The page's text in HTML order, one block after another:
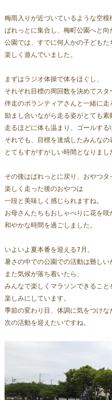
梅雨入りが近づいているような空模
ぱれっとに集合し、 梅町公園へと向
公園では、すでに何人かの子どもた
楽しく遊んでいました。
まずはラジオ体操で体をほぐし、
それぞれ目標の周回数を決めてスタ
伴走のボランティアさんと一緒に走
励まし合いながら走る姿がとても素
走るほどに体も温まり、ゴールする
それでも、目標を達成したみんなの
とてもすがすがしい時間となりまし
その後はぱれっとに戻り、おやつタ
楽しく走った後のおやつは
一段と美味しく感じられますね。
お母さんたちもおしゃべりに花を咲
和やかな時間を過ごしました。
いよいよ夏本番を迎える7月。
暑さの中での公園での活動は難しい
また気候が落ち着いたら、
みんなで楽しくマラソンできること
楽しみにしています。
季節の変わり目、体調に気をつけな
次の活動を迎えたいですね。